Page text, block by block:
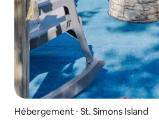
Hébergement ⋅ St. Simons Island